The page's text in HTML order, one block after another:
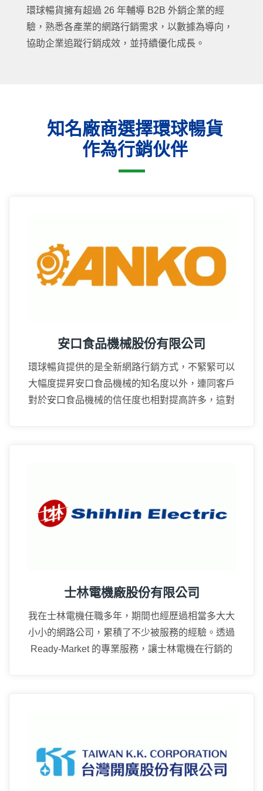
環球暢貨擁有超過 26 年輔導 B2B 外銷企業的經
驗，熟悉各產業的網路行銷需求，以數據為導向，
協助企業追蹤行銷成效，並持續優化成長。
知名廠商選擇環球暢貨
作為行銷伙伴
安口食品機械股份有限公司
環球暢貨提供的是全新網路行銷方式，不緊緊可以
大幅度提昇安口食品機械的知名度以外，連同客戶
對於安口食品機械的信任度也相對提高許多，這對
士林電機廠股份有限公司
我在士林電機任職多年，期間也經歷過相當多大大
小小的網路公司，累積了不少被服務的經驗。透過
Ready-Market 的專業服務，讓士林電機在行銷的